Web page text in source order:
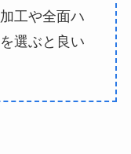
工や全面ハ
選ぶと良い